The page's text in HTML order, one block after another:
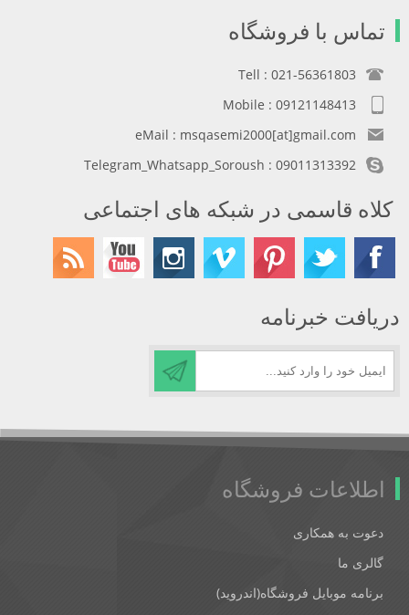
تماس با فروشگاه
Tell : 021-56361803
Mobile : 09121148413
eMail : msqasemi2000[at]gmail.com
Telegram_Whatsapp_Soroush : 09011313392
کلاه قاسمی در شبکه های اجتماعی
دریافت خبرنامه
اطلاعات فروشگاه
دعوت به همکاری
گالری ما
برنامه موبایل فروشگاه(اندروید)